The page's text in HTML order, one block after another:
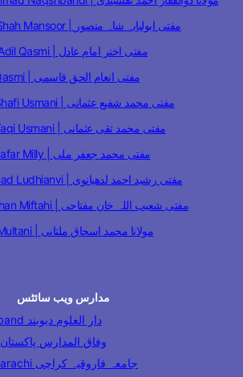
Mufti Abu Lubaba Shah Mansoor | مفتی ابولبابہ شاہ منصور
Mufti Akhtar Imam Adil Qasmi | مفتی اختر امام عادل
Mufti Inam ul Haq Qasmi | مفتی انعام الحق قاسمی
Mufti Muhammad Shafi Usmani | مفتی محمد شفیع عثمانی
Mufti Muhammad Taqi Usmani | مفتی محمد تقی عثمانی
Mufti Muhammad Jafar Milly | مفتی محمد جعفر ملی
Mufti Rasheed Ahmad Ludhianvi | مفتی رشید احمد لدھیانوی
Mufti Shoaibullah Khan Miftahi | مفتی شعیب اللہ خان مفتاحی
Muhammad Ishaq Multani | مولانا محمد اسحاق ملتانی
مدارس ویب سائٹس
Darul Uloom Deoband دار العلوم دیوبند
Wifaq ul Madaris وفاق المدارس پاکستان
Jamia Farooqia Karachi جامعہ فاروقیہ کراچی